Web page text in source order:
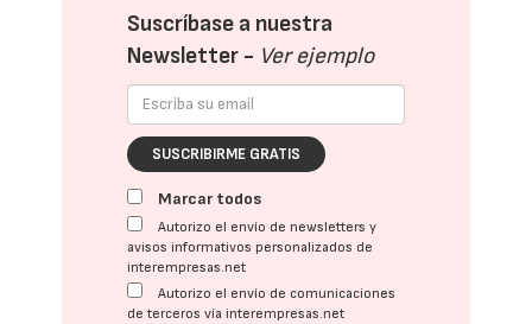
Suscríbase a nuestra
Newsletter - Ver ejemplo
SUSCRIBIRME GRATIS
Marcar todos
Autorizo el envío de newsletters y
avisos informativos personalizados de
interempresas.net
Autorizo el envío de comunicaciones
de terceros vía interempresas.net